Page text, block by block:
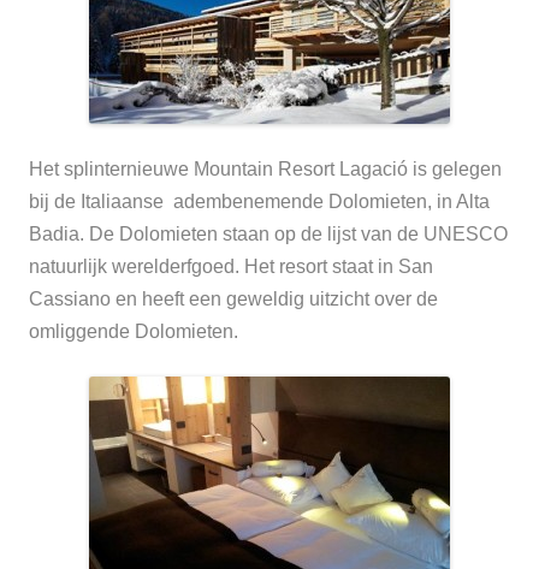
Het splinternieuwe Mountain Resort Lagació is gelegen
bij de Italiaanse adembenemende Dolomieten, in Alta
Badia. De Dolomieten staan op de lijst van de UNESCO
natuurlijk werelderfgoed. Het resort staat in San
Cassiano en heeft een geweldig uitzicht over de
omliggende Dolomieten.